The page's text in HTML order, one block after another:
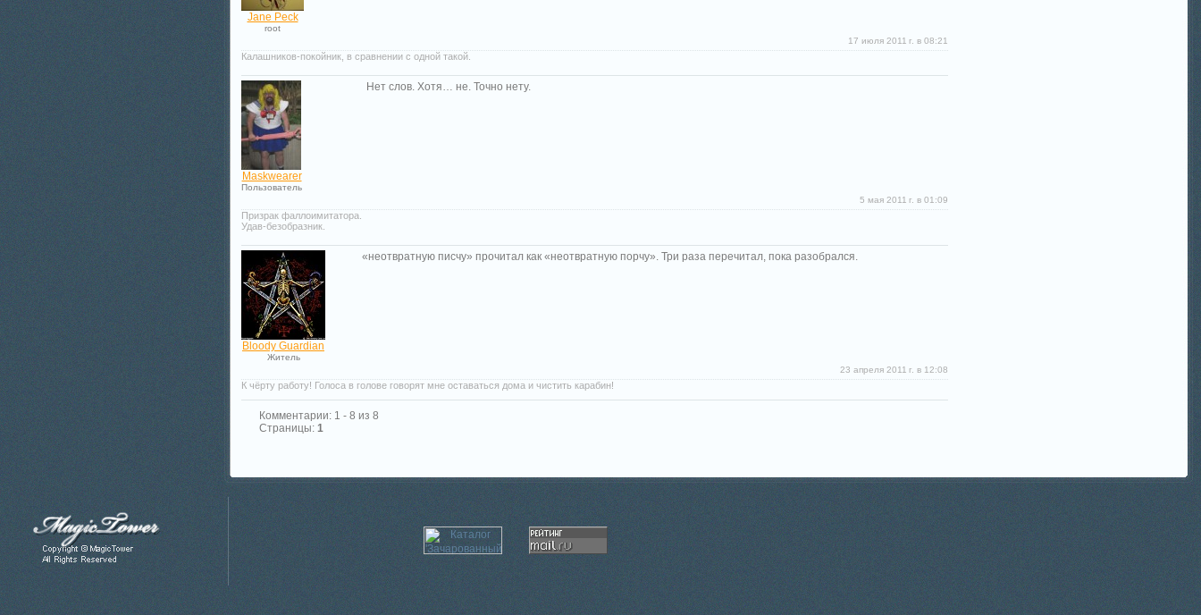
Jane Peck
root
17 июля 2011 г. в 08:21
Калашников-покойник, в сравнении с одной такой.
Maskwearer
Пользователь
Нет слов. Хотя… не. Точно нету.
5 мая 2011 г. в 01:09
Призрак фаллоимитатора.
Удав-безобразник.
Bloody Guardian
Житель
«неотвратную писчу» прочитал как «неотвратную порчу». Три раза перечитал, пока разобрался.
23 апреля 2011 г. в 12:08
К чёрту работу! Голоса в голове говорят мне оставаться дома и чистить карабин!
Комментарии: 1 - 8 из 8
Страницы: 1